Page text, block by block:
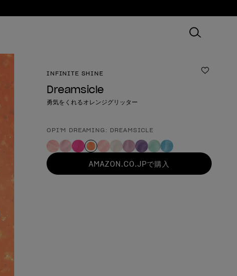
INFINITE SHINE ほしい
Dreamsicle
勇気をくれるオレンジグリッター
製品形態
OPI'M DREAMING: DREAMSICLE
AMAZON.CO.JPで購入